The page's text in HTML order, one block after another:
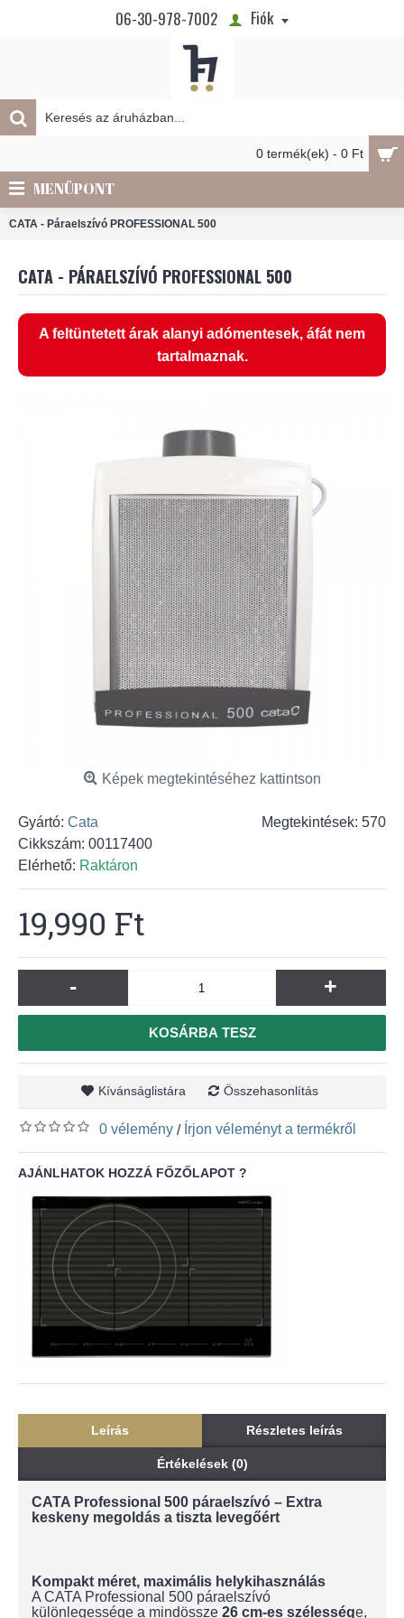
06-30-978-7002 Fiók
0 termék(ek) - 0 Ft
MENÜPONT
CATA - Páraelszívó PROFESSIONAL 500
CATA - PÁRAELSZÍVÓ PROFESSIONAL 500
A feltüntetett árak alanyi adómentesek, áfát nem
tartalmaznak.
Képek megtekintéséhez kattintson
Megtekintések: 570
Gyártó: Cata
Cikkszám: 00117400
Elérhető: Raktáron
19,990 Ft
- +
KOSÁRBA TESZ
Kívánságlistára Összehasonlítás
0 vélemény / Írjon véleményt a termékről
AJÁNLHATOK HOZZÁ FŐZŐLAPOT ?
Leírás Részletes leírás
Értékelések (0)
CATA Professional 500 páraelszívó – Extra
keskeny megoldás a tiszta levegőért
Kompakt méret, maximális helykihasználás
A CATA Professional 500 páraelszívó
különlegessége a mindössze 26 cm-es szélessége,